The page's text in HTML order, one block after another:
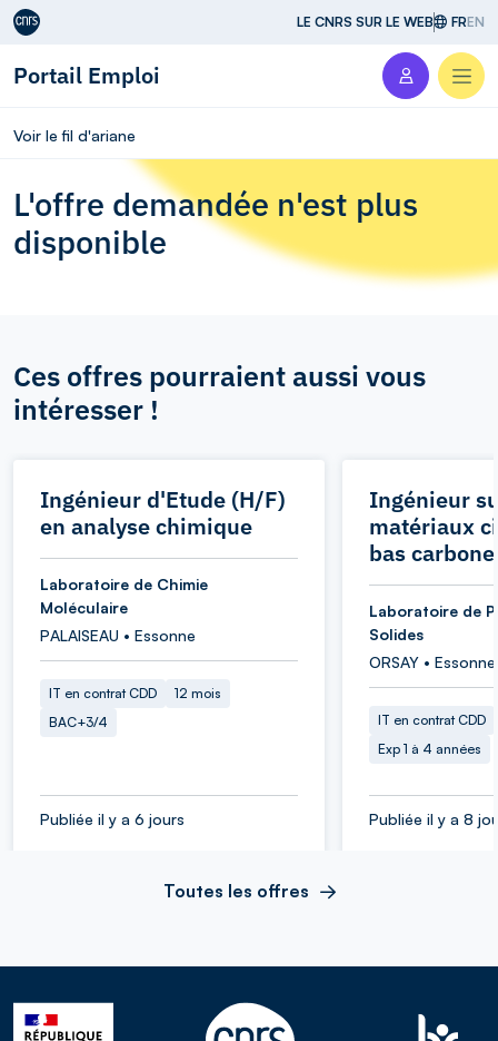
Aller au contenu LE CNRS SUR LE WEB FREN
Portail Emploi
Voir le fil d'ariane
L'offre demandée n'est plus
disponible
Ces offres pourraient aussi vous
intéresser !
Ingénieur d'Etude (H/F)
en analyse chimique
Laboratoire de Chimie
Moléculaire
PALAISEAU • Essonne
IT en contrat CDD
12 mois
BAC+3/4
Publiée il y a 6 jours
Ingénieur
matériaux
bas
Laboratoire de
Solides
ORSAY • Essonne
IT en contrat CDD
Exp 1 à 4 années
Publiée il y a 8
Toutes les offres